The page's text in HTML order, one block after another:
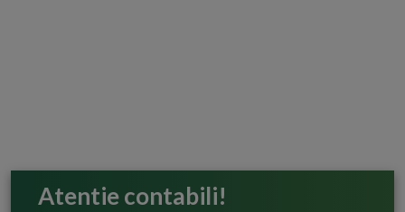
Atentie contabili!